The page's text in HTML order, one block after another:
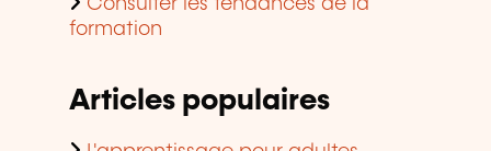
Consulter les tendances de la
formation
Articles populaires